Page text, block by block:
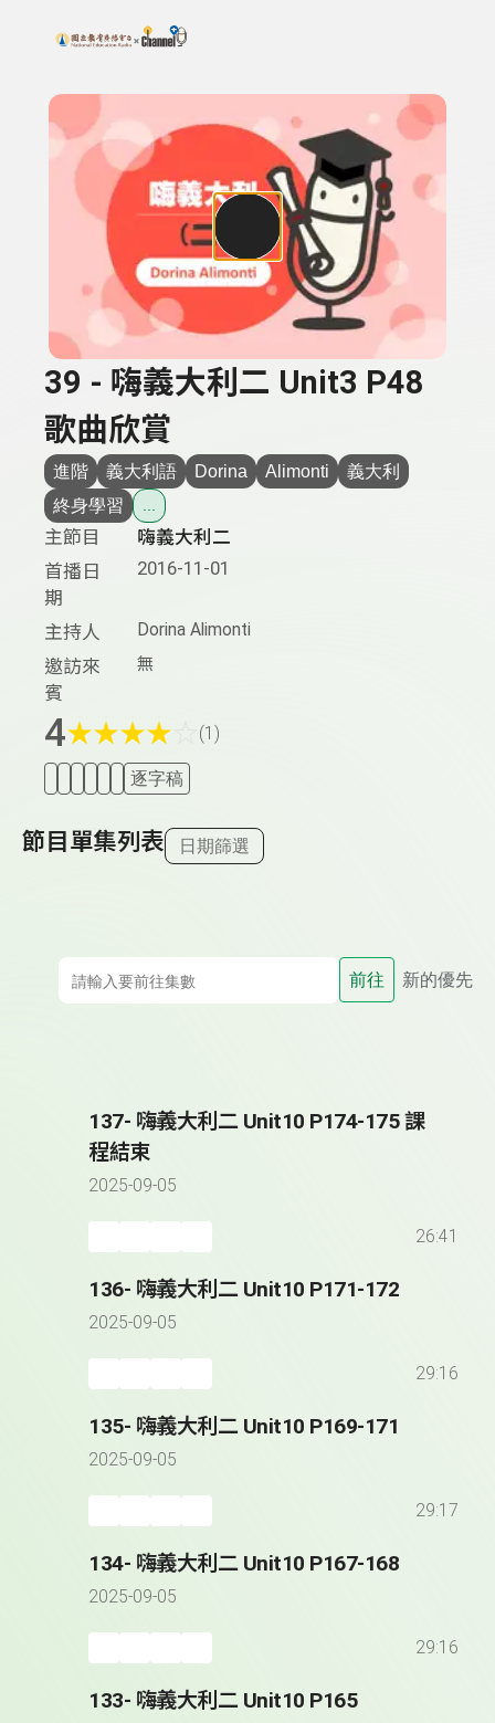
上方功能區塊
搜尋關鍵字：可輸入節目名稱、主持人或關鍵字
39 - 嗨義大利二 Unit3 P48
歌曲欣賞
進階 義大利語 Dorina Alimonti
義大利
終身學習
...
主節目
嗨義大利二
首播日
期
2016-11-01
主持人 Dorina Alimonti
邀訪來
賓
無
4★★★★ (1)
逐字稿
節目單集列表 日期篩選
前往 新的優先
137- 嗨義大利二 Unit10 P174-175 課
程結束
2025-09-05
26:41
136- 嗨義大利二 Unit10 P171-172
2025-09-05
29:16
135- 嗨義大利二 Unit10 P169-171
2025-09-05
29:17
134- 嗨義大利二 Unit10 P167-168
2025-09-05
29:16
133- 嗨義大利二 Unit10 P165